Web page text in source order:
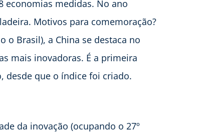
economias medidas. No ano
Motivos para comemoração?
o Brasil), a China se destaca no
mais inovadoras. É a primeira
desde que o índice foi criado.
da inovação (ocupando o 27º